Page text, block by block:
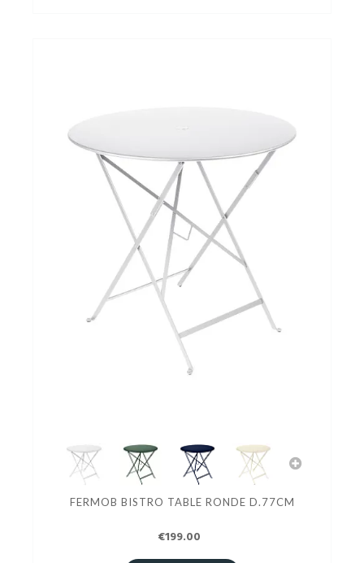
FERMOB BISTRO TABLE RONDE D.77CM
€199.00